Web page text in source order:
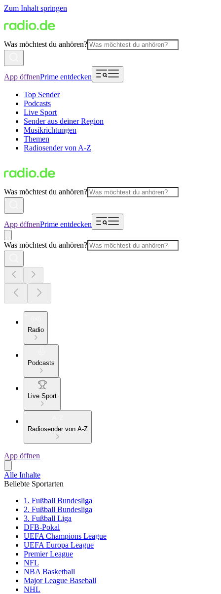
Zum Inhalt springen
Was möchtest du anhören?
App öffnenPrime entdecken
Top Sender
Podcasts
Live Sport
Sender aus deiner Region
Musikrichtungen
Themen
Radiosender von A-Z
Was möchtest du anhören?
App öffnenPrime entdecken
Was möchtest du anhören?
Radio
Podcasts
Live Sport
Radiosender von A-Z
App öffnen
Alle Inhalte
Beliebte Sportarten
1. Fußball Bundesliga
2. Fußball Bundesliga
3. Fußball Liga
DFB-Pokal
UEFA Champions League
UEFA Europa League
Premier League
NFL
NBA Basketball
Major League Baseball
NHL